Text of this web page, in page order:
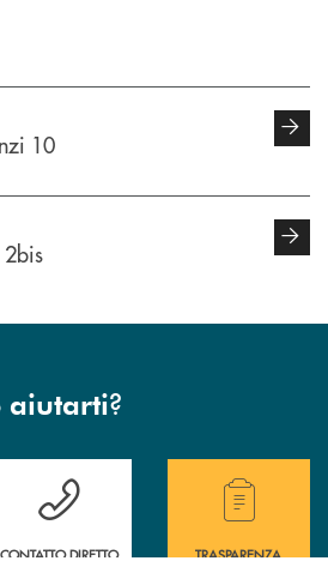
10
aiutarti?
delle filiali della Bcc.
Hai bisogno di assistenza immediata?
CONTATTO DIRETTO
Hai bisogno di
TRASPARENZA